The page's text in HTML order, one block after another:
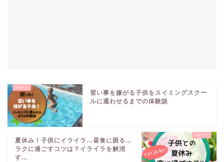
習い事を嫌がる子供をスイミングスクー
ルに通わせるまでの体験談
夏休み！子供にイライラ…昼食に困る…
ラクに過ごすコツは？イライラを解消
す...